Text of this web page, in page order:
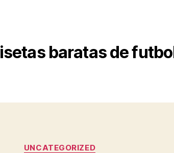
baratas de
Categorías
UNCATEGORIZED